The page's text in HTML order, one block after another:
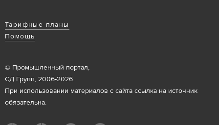
Тарифные планы
Помощь
© Промышленный портал,
СД Групп, 2006-2026.
При использовании материалов с сайта ссылка на источник
обязательна.